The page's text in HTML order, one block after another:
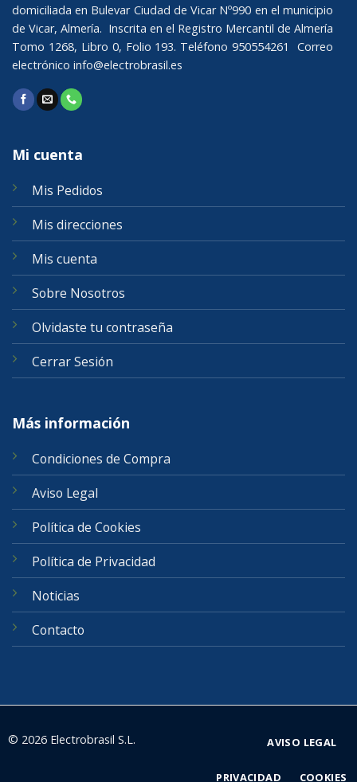
domiciliada en Bulevar Ciudad de Vicar Nº990 en el municipio
de Vicar, Almería. Inscrita en el Registro Mercantil de Almería
Tomo 1268, Libro 0, Folio 193. Teléfono 950554261 Correo
electrónico info@electrobrasil.es
Mi cuenta
Mis Pedidos
Mis direcciones
Mis cuenta
Sobre Nosotros
Olvidaste tu contraseña
Cerrar Sesión
Más información
Condiciones de Compra
Aviso Legal
Política de Cookies
Política de Privacidad
Noticias
Contacto
© 2026 Electrobrasil S.L. AVISO LEGAL
PRIVACIDAD COOKIES